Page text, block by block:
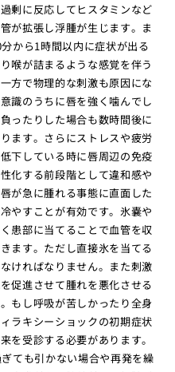
剰に反応してヒスタミンなど
が拡張し浮腫が生じます。ま
から1時間以内に症状が出る
喉が詰まるような感覚を伴う
方で物理的な刺激も原因にな
識のうちに唇を強く噛んでし
ったりした場合も数時間後に
ます。さらにストレスや疲労
下している時に唇周辺の免疫
化する前段階として違和感や
が急に腫れる事態に直面した
やすことが有効です。氷嚢や
患部に当てることで血管を収
ます。ただし直接氷を当てる
ければなりません。また刺激
促進させて腫れを悪化させる
もし呼吸が苦しかったり全身
ラキシーショックの初期症状
を受診する必要があります。
ても引かない場合や再発を繰